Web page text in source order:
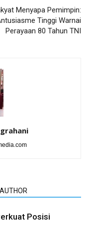
Menyapa Pemimpin:
Tinggi Warnai
Perayaan 80 Tahun TNI
Posisi